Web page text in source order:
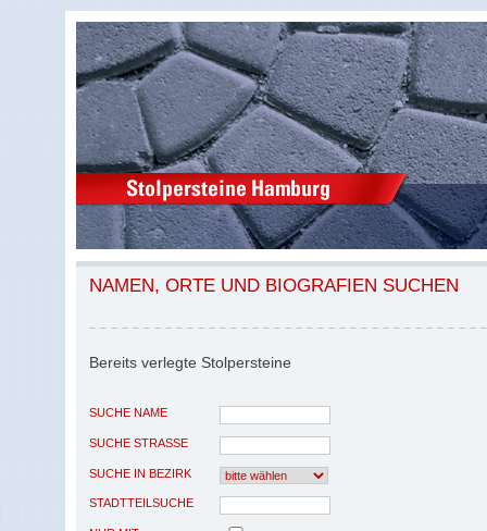
NAMEN, ORTE UND BIOGRAFIEN SUCHEN
Bereits verlegte Stolpersteine
SUCHE NAME
SUCHE STRASSE
SUCHE IN BEZIRK
STADTTEILSUCHE